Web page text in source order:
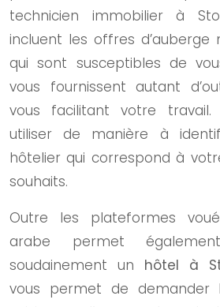
technicien immobilier à
incluent les offres
qui sont susceptibles de
vous fournissent autant
vous facilitant votre travail.
utiliser de manière à
hôtelier qui correspond à
souhaits.
Outre les plateformes
arabe permet
soudainement un hôtel à
vous permet de demander